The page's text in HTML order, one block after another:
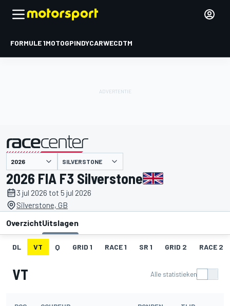
FORMULE 1MOTOGPINDYCARWECDTM
gepresenteerd door SILVERSTONE
2026 FIA F3 Silverstone
3 jul 2026 tot 5 jul 2026
Silverstone, GB
OverzichtUitslagen
DL VT Q GRID 1 RACE 1 SR 1 GRID 2 RACE 2
VT Alle statistieken